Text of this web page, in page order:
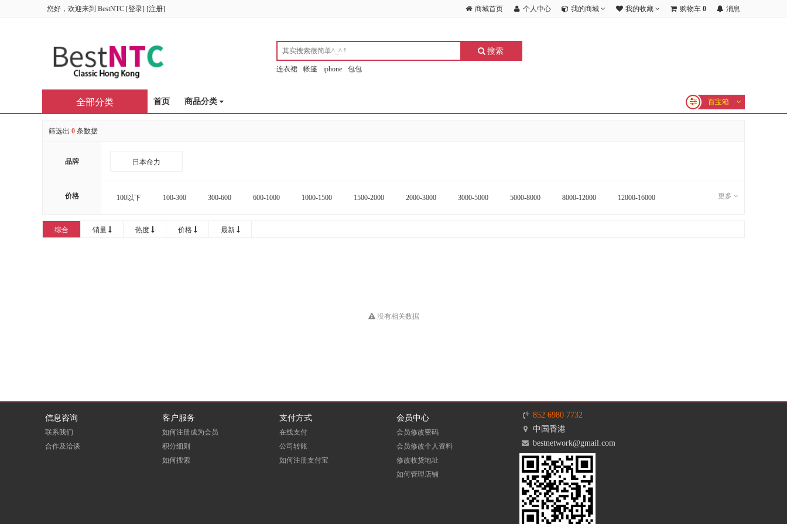
您好，欢迎来到 BestNTC [登录] [注册] 商城首页 个人中心 我的商城 我的收藏 购物车 0 消息
搜索
连衣裙 帐篷 iphone 包包
首页 商品分类 百宝箱
全部分类
筛选出 0 条数据
品牌 日本命力
价格 100以下 100-300 300-600 600-1000 1000-1500 1500-2000 2000-3000 3000-5000 5000-8000 8000-12000 12000-16000 更多
综合 销量 热度 价格 最新
没有相关数据
信息咨询
联系我们
合作及洽谈
客户服务
如何注册成为会员
积分细则
如何搜索
支付方式
在线支付
公司转账
如何注册支付宝
会员中心
会员修改密码
会员修改个人资料
修改收货地址
如何管理店铺
852 6980 7732
中国香港
bestnetwork@gmail.com